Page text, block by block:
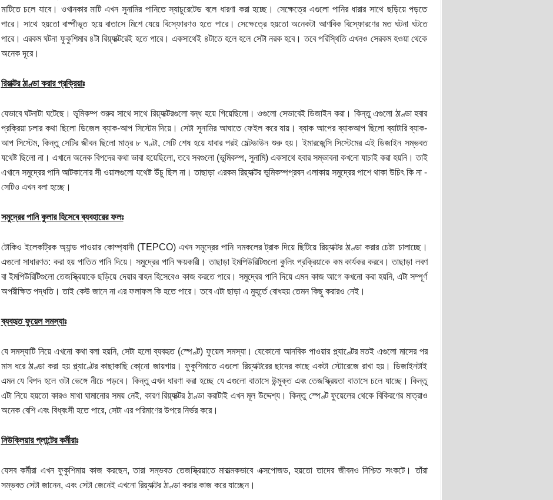
মাটিতে চলে যাবে। ওখানকার মাটি এখন সুনামির পানিতে স্যাচুরেটেড বলে ধারণা করা হচ্ছে। সেক্ষেত্রে এগুলো পানির ধারার সাথে ছড়িয়ে পড়তে
পারে। সাথে হয়তো বাষ্পীভূত হয়ে বাতাসে মিশে যেয়ে বিস্ফোরণও হতে পারে। সেক্ষেত্রে হয়তো অনেকটা আণবিক বিস্ফোরণের মত ঘটনা ঘটতে
পারে। এরকম ঘটনা ফুকুশিমার ৪টা রিয়্যাক্টরেই হতে পারে। একসাথেই ৪টাতে হলে হলে সেটা নরক হবে। তবে পরিস্থিতি এখনও সেরকম হওয়া থেকে
অনেক দূরে।
রিয়াক্টর ঠাণ্ডা করার প্রক্রিয়াঃ
যেভাবে ঘটনাটা ঘটেছে। ভূমিকম্প শুরুর সাথে সাথে রিয়্যাক্টরগুলো বন্ধ হয়ে গিয়েছিলো। ওগুলো সেভাবেই ডিজাইন করা। কিন্তু এগুলো ঠাণ্ডা হবার
প্রক্রিয়া চলার কথা ছিলো ডিজেল ব্যাক-আপ সিস্টেম দিয়ে। সেটা সুনামির আঘাতে ফেইল করে যায়। ব্যাক আপের ব্যাকআপ ছিলো ব্যাটারি ব্যাক-
আপ সিস্টেম, কিন্তু সেটির জীবন ছিলো মাত্র ৮ ঘণ্টা, সেটি শেষ হয়ে যাবার পরই মেল্টডাউন শুরু হয়। ইমারজেন্সি সিস্টেমের এই ডিজাইন সম্ভবত
যথেষ্ট ছিলো না। এখানে অনেক বিপদের কথা ভাবা হয়েছিলো, তবে সবগুলো (ভূমিকম্প, সুনামি) একসাথে হবার সম্ভাবনা কখনো যাচাই করা হয়নি। তাই
এখানে সমুদ্রের পানি আটকানোর সী ওয়ালগুলো যথেষ্ট উঁচু ছিল না। তাছাড়া এরকম রিয়্যাক্টর ভূমিকম্পপ্রবন এলাকায় সমুদ্রের পাশে থাকা উচিৎ কি না -
সেটিও এখন বলা হচ্ছে।
সমুদ্রের পানি কুলার হিসেবে ব্যবহারের ফলঃ
টোকিও ইলেকট্রিক অ্যান্ড পাওয়ার কোম্প্যানী (TEPCO) এখন সমুদ্রের পানি দমকলের ট্রাক দিয়ে ছিটিয়ে রিয়্যাক্টর ঠাণ্ডা করার চেষ্টা চালাচ্ছে।
এগুলো সাধারণত: করা হয় পাতিত পানি দিয়ে। সমুদ্রের পানি ক্ষয়কারী। তাছাড়া ইমপিউরিটিগুলো কুলিং প্রক্রিয়াকে কম কার্যকর করবে। তাছাড়া লবণ
বা ইমপিউরিটিগুলো তেজস্ক্রিয়াকে ছড়িয়ে দেয়ার বাহন হিসেবেও কাজ করতে পারে। সমুদ্রের পানি দিয়ে এমন কাজ আগে কখনো করা হয়নি, এটা সম্পূর্ণ
অপরীক্ষিত পদ্ধতি। তাই কেউ জানে না এর ফলাফল কি হতে পারে। তবে এটা ছাড়া এ মুহূর্তে বোধহয় তেমন কিছু করারও নেই।
ব্যবহৃত ফুয়েল সমস্যাঃ
যে সমস্যাটি নিয়ে এখনো কথা বলা হয়নি, সেটা হলো ব্যবহৃত (স্পেণ্ট) ফুয়েল সমস্যা। যেকোনো আনবিক পাওয়ার প্ল্যাণ্টের মতই এগুলো মাসের পর
মাস ধরে ঠাণ্ডা করা হয় প্ল্যাণ্টের কাছাকাছি কো্নো জায়গায়। ফুকুশিমাতে এগুলো রিয়্যাক্টরের ছাদের কাছে একটা স্টোরেজে রাখা হয়। ডিজাইনটাই
এমন যে বিপদ হলে ওটা ভেঙ্গে নীচে পড়বে। কিন্তু এখন ধারণা করা হচ্ছে যে এগুলো বাতাসে উন্মুক্ত এবং তেজস্ক্রিয়তা বাতাসে চলে যাচ্ছে। কিন্তু
এটা নিয়ে হয়তো কারও মাথা ঘামানোর সময় নেই, কারণ রিয়্যাক্টর ঠাণ্ডা করাটাই এখন মূল উদ্দেশ্য। কিন্তু স্পেণ্ট ফুয়েলের থেকে বিকিরণের মাত্রাও
অনেক বেশি এবং বিধ্বংসী হতে পারে, সেটা এর পরিমাণের উপরে নির্ভর করে।
নিউক্লিয়ার প্লান্টের কর্মীরাঃ
যেসব কর্মীরা এখন ফুকুশিমায় কাজ করছেন, তারা সম্ভবত তেজস্ক্রিয়াতে মারাত্মকভাবে এক্সপোজড, হয়তো তাদের জীবনও নিশ্চিত সংকটে। তাঁরা
সম্ভবত সেটা জানেন, এবং সেটা জেনেই এখনো রিয়্যাক্টর ঠাণ্ডা করার কাজ করে যাচ্ছেন।